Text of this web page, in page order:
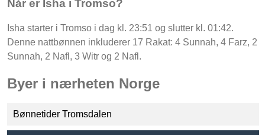
Når er Isha i Tromso?
Isha starter i Tromso i dag kl. 23:51 og slutter kl. 01:42.
Denne nattbønnen inkluderer 17 Rakat: 4 Sunnah, 4 Farz, 2
Sunnah, 2 Nafl, 3 Witr og 2 Nafl.
Byer i nærheten Norge
Bønnetider Tromsdalen